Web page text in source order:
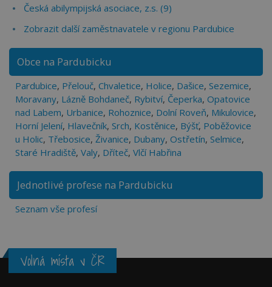
Česká abilympijská asociace, z.s. (9)
Zobrazit další zaměstnavatele v regionu Pardubice
Obce na Pardubicku
Pardubice, Přelouč, Chvaletice, Holice, Dašice, Sezemice,
Moravany, Lázně Bohdaneč, Rybitví, Čeperka, Opatovice
nad Labem, Urbanice, Rohoznice, Dolní Roveň, Mikulovice,
Horní Jelení, Hlavečník, Srch, Kostěnice, Býšť, Poběžovice
u Holic, Třebosice, Živanice, Dubany, Ostřetín, Selmice,
Staré Hradiště, Valy, Dříteč, Vlčí Habřina
Jednotlivé profese na Pardubicku
Seznam vše profesí
Volná místa v ČR